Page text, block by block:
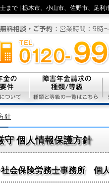
針
守 個人情報保護方針
会保険労務士事務所 個
まで | 栃木市、小山市、佐野市、足利